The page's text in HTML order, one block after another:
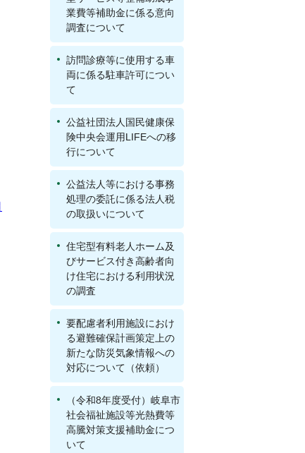
業費等補助金に係る意向
調査について
訪問診療等に使用する車
両に係る駐車許可につい
て
公益社団法人国民健康保
険中央会運用LIFEへの移
行について
公益法人等における事務
処理の委託に係る法人税
の取扱いについて
住宅型有料老人ホーム及
びサービス付き高齢者向
け住宅における利用状況
の調査
要配慮者利用施設におけ
る避難確保計画策定上の
新たな防災気象情報への
対応について（依頼）
（令和8年度受付）岐阜市
社会福祉施設等光熱費等
高騰対策支援補助金につ
いて